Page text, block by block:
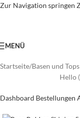
Zur Navigation springen
MENÜ
Startseite/Basen und Tops
Hello
Dashboard Bestellungen